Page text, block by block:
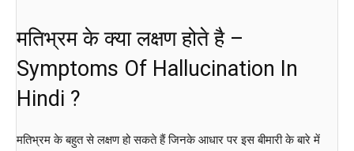
मतिभ्रम के क्या लक्षण होते है –
Symptoms Of Hallucination In
Hindi ?
मतिभ्रम के बहुत से लक्षण हो सकते हैं जिनके आधार पर इस बीमारी के बारे में